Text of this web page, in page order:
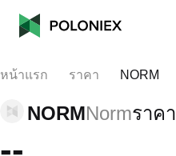
หน้าแรก ราคา NORM
NORMNormราคา